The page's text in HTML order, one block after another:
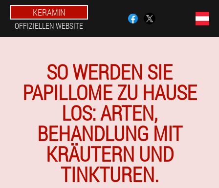
KERAMIN
OFFIZIELLEN WEBSITE
SO WERDEN SIE
PAPILLOME ZU HAUSE
LOS: ARTEN,
BEHANDLUNG MIT
KRÄUTERN UND
TINKTUREN.